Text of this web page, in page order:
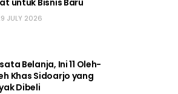
untuk Bisnis Baru
JULY 2026
Belanja, Ini 11 Oleh-
Khas Sidoarjo yang
Dibeli